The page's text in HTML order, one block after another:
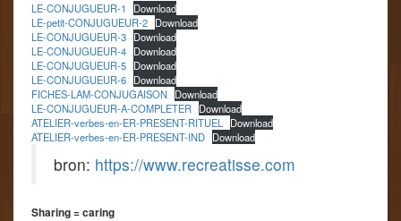
LE-CONJUGUEUR-1
Download
LE-petit-CONJUGUEUR-2 Download
LE-CONJUGUEUR-3 Download
LE-CONJUGUEUR-4 Download
LE-CONJUGUEUR-5 Download
LE-CONJUGUEUR-6 Download
FICHES-LAM-CONJUGAISON Download
LE-CONJUGUEUR-A-COMPLETER Download
ATELIER-verbes-en-ER-PRESENT-RITUEL
Download
ATELIER-verbes-en-ER-PRESENT-IND Download
bron: https://www.recreatisse.com
Sharing = caring